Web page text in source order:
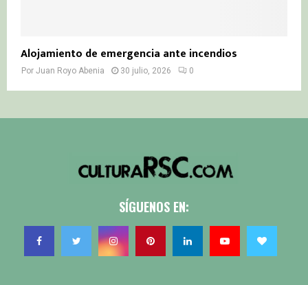
Alojamiento de emergencia ante incendios
Por Juan Royo Abenia 30 julio, 2026 0
SÍGUENOS EN: